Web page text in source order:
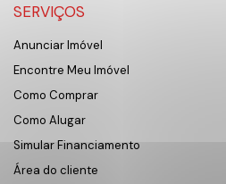
SERVIÇOS
Anunciar Imóvel
Encontre Meu Imóvel
Como Comprar
Como Alugar
Simular Financiamento
Área do cliente